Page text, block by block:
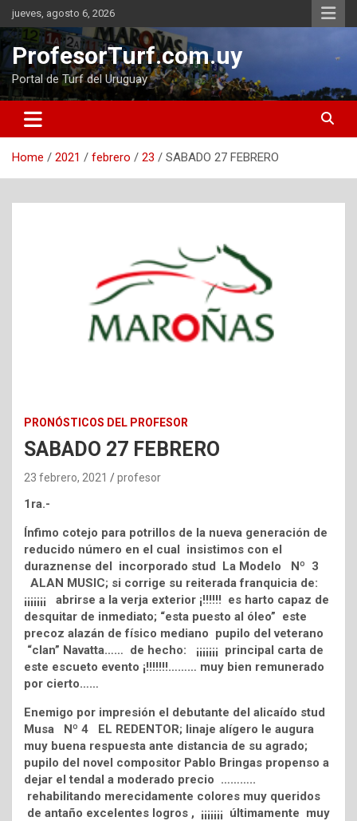
Skip
to
content
jueves, agosto 6, 2026
ProfesorTurf.com.uy
Portal de Turf del Uruguay
Home 2021 febrero 23 SABADO 27 FEBRERO
PRONÓSTICOS DEL PROFESOR
SABADO 27 FEBRERO
23 febrero, 2021 profesor
1ra.-
Ínfimo cotejo para potrillos de la nueva generación de
reducido número en el cual insistimos con el
duraznense del incorporado stud La Modelo Nº 3
ALAN MUSIC; si corrige su reiterada franquicia de:
¡¡¡¡¡¡¡ abrirse a la verja exterior ¡!!!!!! es harto capaz de
desquitar de inmediato; “esta puesto al óleo” este
precoz alazán de físico mediano pupilo del veterano
“clan” Navatta…… de hecho: ¡¡¡¡¡¡¡ principal carta de
este escueto evento ¡!!!!!!!……… muy bien remunerado
por cierto……
Enemigo por impresión el debutante del alicaído stud
Musa Nº 4 EL REDENTOR; linaje alígero le augura
muy buena respuesta ante distancia de su agrado;
pupilo del novel compositor Pablo Bringas propenso a
dejar el tendal a moderado precio ………..
rehabilitando merecidamente colores muy queridos
de antaño excelentes logros , ¡¡¡¡¡¡¡ últimamente muy